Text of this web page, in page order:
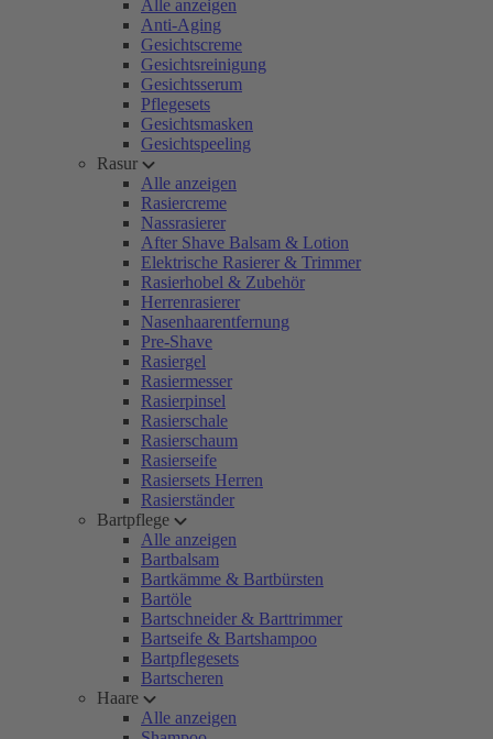
Alle anzeigen
Anti-Aging
Gesichtscreme
Gesichtsreinigung
Gesichtsserum
Pflegesets
Gesichtsmasken
Gesichtspeeling
Rasur
Alle anzeigen
Rasiercreme
Nassrasierer
After Shave Balsam & Lotion
Elektrische Rasierer & Trimmer
Rasierhobel & Zubehör
Herrenrasierer
Nasenhaarentfernung
Pre-Shave
Rasiergel
Rasiermesser
Rasierpinsel
Rasierschale
Rasierschaum
Rasierseife
Rasiersets Herren
Rasierständer
Bartpflege
Alle anzeigen
Bartbalsam
Bartkämme & Bartbürsten
Bartöle
Bartschneider & Barttrimmer
Bartseife & Bartshampoo
Bartpflegesets
Bartscheren
Haare
Alle anzeigen